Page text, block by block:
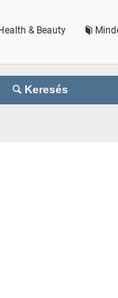
Health & Beauty
Keresés